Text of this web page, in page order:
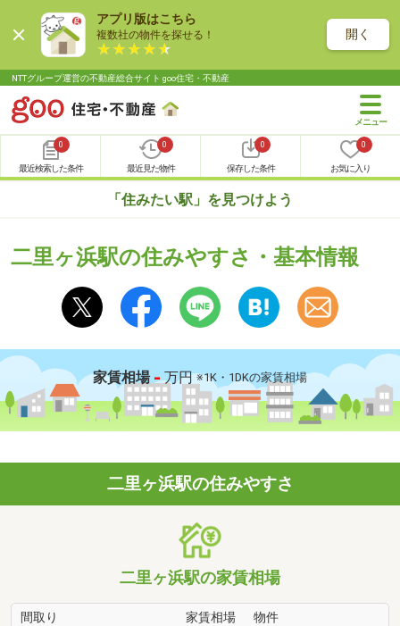
アプリ版はこちら
複数社の物件を探せる！ 開く
NTTグループ運営の不動産総合サイト goo住宅・不動産
0
最近検索した条件
0
最近見た物件
0
保存した条件
0
お気に入り
「住みたい駅」を見つけよう
二里ヶ浜駅の住みやすさ・基本情報
家賃相場 - 万円 ※1K・1DKの家賃相場
二里ヶ浜駅の住みやすさ
二里ヶ浜駅の家賃相場
間取り 家賃相場 物件